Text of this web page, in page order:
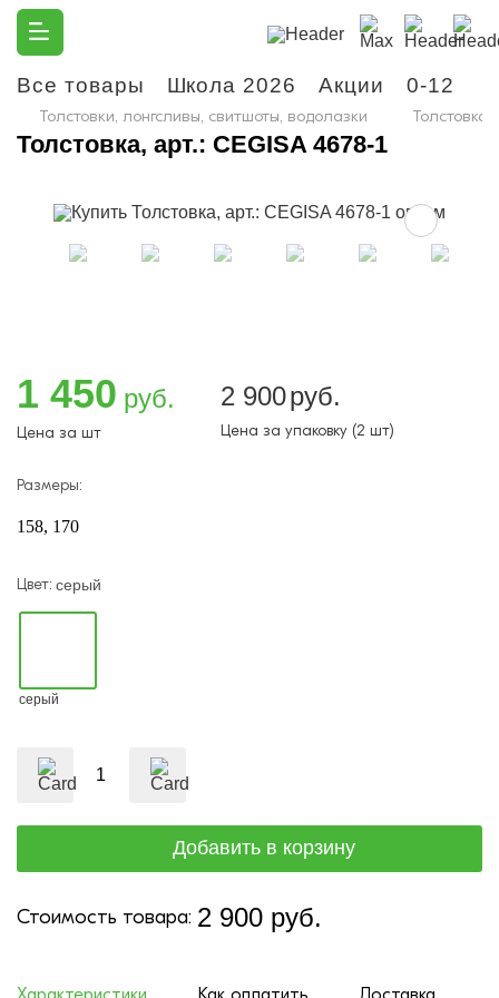
Все товары Школа 2026 Акции 0-12
Толстовки, лонгсливы, свитшоты, водолазки Толстовка,
Толстовка, арт.: CEGISA 4678-1
1 450 руб.
Цена за шт
2 900руб.
Цена за упаковку (2 шт)
Размеры:
158 170
Цвет: серый
серый
Стоимость товара: 2 900 руб.